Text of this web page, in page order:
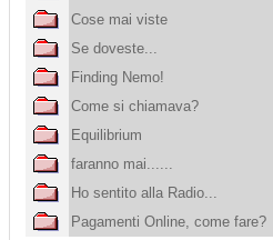
Cose mai viste
Se doveste...
Finding Nemo!
Come si chiamava?
Equilibrium
faranno mai......
Ho sentito alla Radio...
Pagamenti Online, come fare?